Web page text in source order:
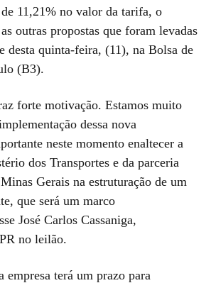
11,21% no valor da tarifa, o
outras propostas que foram levadas
desta quinta-feira, (11), na Bolsa de
(B3).
forte motivação. Estamos muito
dessa nova
neste momento enaltecer a
dos Transportes e da parceria
Gerais na estruturação de um
que será um marco
José Carlos Cassaniga,
no leilão.
empresa terá um prazo para